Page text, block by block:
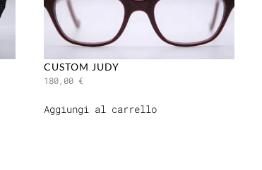
CUSTOM JUDY
180,00 €
Aggiungi al carrello